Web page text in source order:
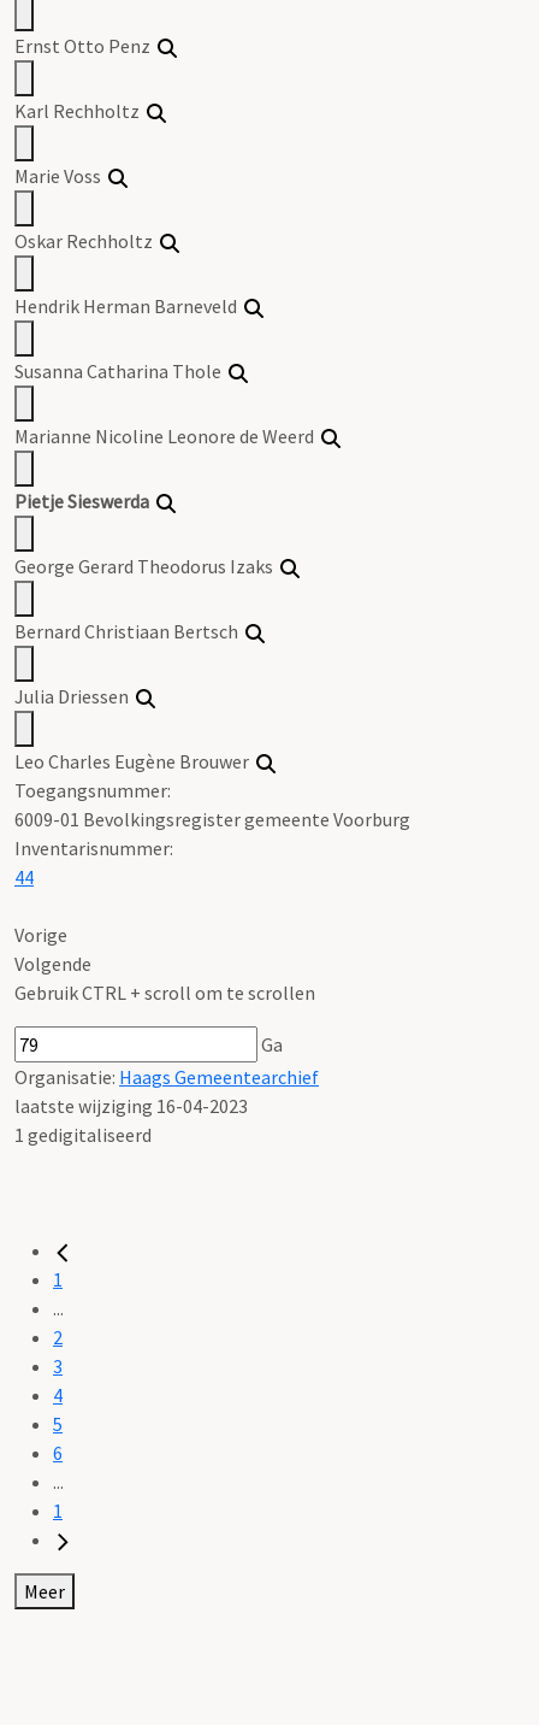
Ernst Otto Penz
Karl Rechholtz
Marie Voss
Oskar Rechholtz
Hendrik Herman Barneveld
Susanna Catharina Thole
Marianne Nicoline Leonore de Weerd
Pietje Sieswerda
George Gerard Theodorus Izaks
Bernard Christiaan Bertsch
Julia Driessen
Leo Charles Eugène Brouwer
Toegangsnummer:
6009-01 Bevolkingsregister gemeente Voorburg
Inventarisnummer:
44
Vorige
Volgende
Gebruik CTRL + scroll om te scrollen
Ga
Organisatie: Haags Gemeentearchief
laatste wijziging 16-04-2023
1 gedigitaliseerd
1
...
2
3
4
5
6
...
1
Meer